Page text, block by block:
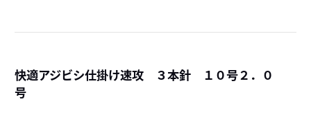
快適アジビシ仕掛け速攻 ３本針 １０号２．０
号